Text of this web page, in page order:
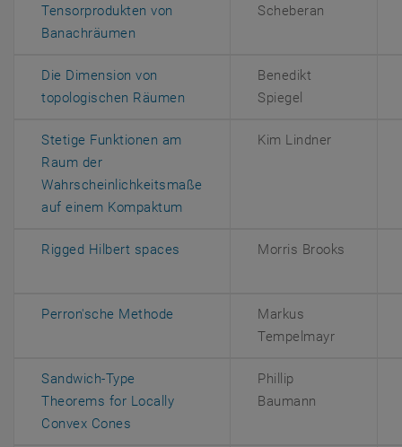
Tensorprodukten von
Banachräumen
Scheberan
Die Dimension von
topologischen Räumen , öffnet eine externe URL in
Benedikt
Spiegel
Stetige Funktionen am
Raum der
Wahrscheinlichkeitsmaße
auf einem Kompaktum, öffnet eine externe URL in einem
Kim Lindner
Rigged Hilbert spaces , öffnet eine externe URL in einem
Morris Brooks
Perron'sche Methode , öffnet eine externe URL in einem
Markus
Tempelmayr
Sandwich-Type
Theorems for Locally
Convex Cones
Phillip
Baumann